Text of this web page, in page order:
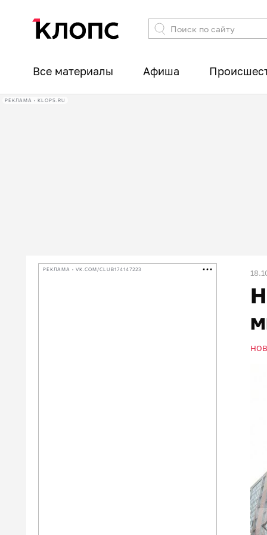
Все материалы Афиша
РЕКЛАМА • KLOPS.RU
РЕКЛАМА • VK.COM/CLUB174147223